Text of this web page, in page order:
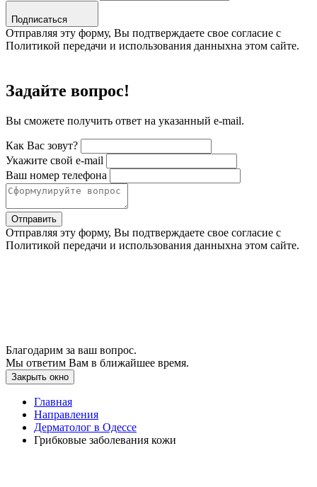
Подписаться
Отправляя эту форму, Вы подтверждаете свое согласие с
Политикой передачи и использования данныхна этом сайте.
Задайте вопрос!
Вы сможете получить ответ на указанный e-mail.
Как Вас зовут?
Укажите свой e-mail
Ваш номер телефона
Отправить
Отправляя эту форму, Вы подтверждаете свое согласие с
Политикой передачи и использования данныхна этом сайте.
Благодарим за ваш вопрос.
Мы ответим Вам в ближайшее время.
Закрыть окно
Главная
Направления
Дерматолог в Одессе
Грибковые заболевания кожи